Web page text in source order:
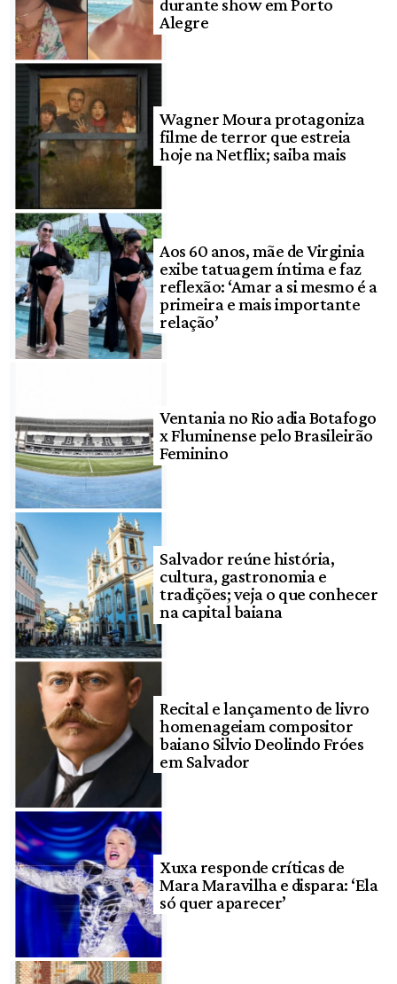
durante show em Porto
Alegre
Wagner Moura protagoniza
filme de terror que estreia
hoje na Netflix; saiba mais
Aos 60 anos, mãe de Virginia
exibe tatuagem íntima e faz
reflexão: ‘Amar a si mesmo é a
primeira e mais importante
relação’
Ventania no Rio adia Botafogo
x Fluminense pelo Brasileirão
Feminino
Salvador reúne história,
cultura, gastronomia e
tradições; veja o que conhecer
na capital baiana
Recital e lançamento de livro
homenageiam compositor
baiano Silvio Deolindo Fróes
em Salvador
Xuxa responde críticas de
Mara Maravilha e dispara: ‘Ela
só quer aparecer’